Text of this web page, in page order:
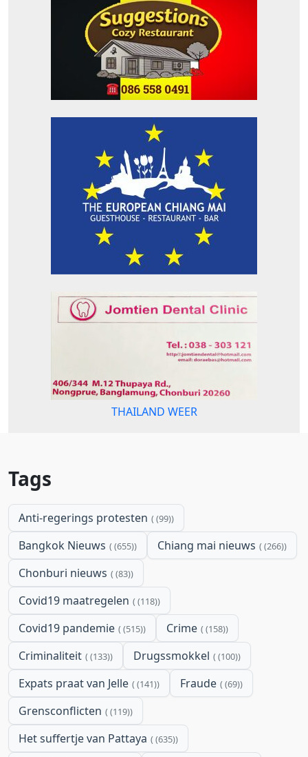
THAILAND WEER
Tags
Anti-regerings protesten (99)
Bangkok Nieuws (655) Chiang mai nieuws (266)
Chonburi nieuws (83)
Covid19 maatregelen (118)
Covid19 pandemie (515) Crime (158)
Criminaliteit (133) Drugssmokkel (100)
Expats praat van Jelle (141) Fraude (69)
Grensconflicten (119)
Het suffertje van Pattaya (635)